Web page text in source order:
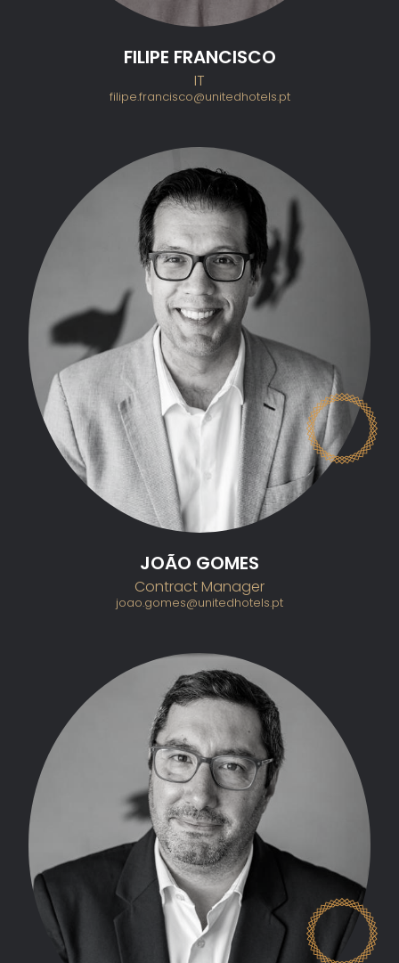
FILIPE FRANCISCO
IT
filipe.francisco@unitedhotels.pt
JOÃO GOMES
Contract Manager
joao.gomes@unitedhotels.pt